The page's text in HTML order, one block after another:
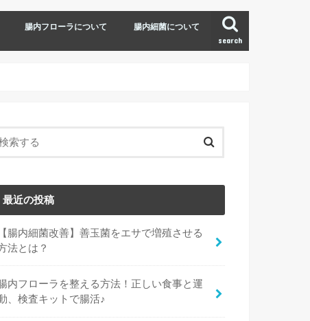
search
腸内フローラについて 腸内細菌について
最近の投稿
【腸内細菌改善】善玉菌をエサで増殖させる
法とは？
内フローラを整える方法！正しい食事と運
、検査キットで腸活♪